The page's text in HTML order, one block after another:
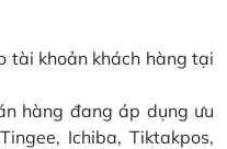
tài khoản khách hàng tại
hàng đang áp dụng ưu
Ichiba, Tiktakpos,